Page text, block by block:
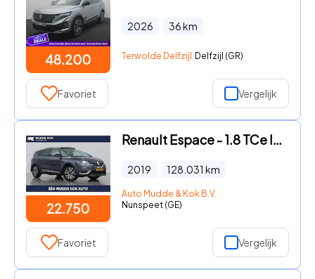
48.200
2026 36km
Terwolde Delfzijl Delfzijl (GR)
Favoriet Vergelijk
22.750
Renault Espace - 1.8 TCe Initiale Paris 7p. | Head-Up | Panoramadak | Trekhaa
2019 128.031 km
Auto Mudde & Kok B.V.
Nunspeet (GE)
Favoriet Vergelijk